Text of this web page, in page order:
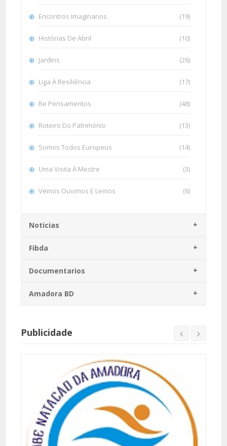
Encontros Imaginarios (19)
Histórias De Abril (10)
Jardins (26)
Liga À Resiliência (17)
Re Pensamentos (48)
Roteiro Do Património (13)
Somos Todos Europeus (14)
Uma Visita À Mestre (3)
Vemos Ouvimos E Lemos (6)
Noticias
Fibda
Documentarios
Amadora BD
Publicidade